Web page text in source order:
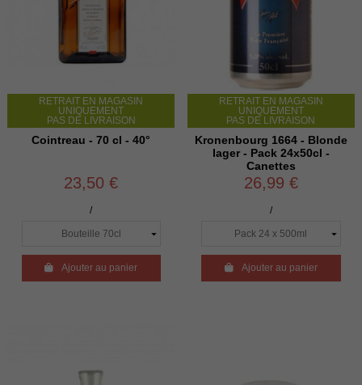
RETRAIT EN MAGASIN
UNIQUEMENT
PAS DE LIVRAISON
Cointreau - 70 cl - 40°
23,50 €
/
Ajouter au panier
RETRAIT EN MAGASIN
UNIQUEMENT
PAS DE LIVRAISON
Kronenbourg 1664 - Blonde
lager - Pack 24x50cl -
Canettes
26,99 €
/
Ajouter au panier